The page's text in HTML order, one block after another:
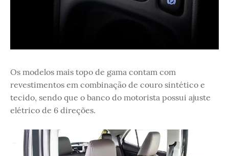
Os modelos mais topo de gama contam com
revestimentos em combinação de couro sintético e
tecido, sendo que o banco do motorista possui ajuste
elétrico de 6 direções.